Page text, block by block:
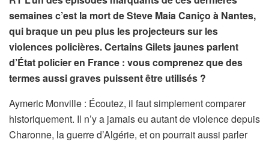
semaines c’est la mort de Steve Maia Caniço à Nantes,
qui braque un peu plus les projecteurs sur les
violences policières. Certains Gilets jaunes parlent
d’État policier en France : vous comprenez que des
termes aussi graves puissent être utilisés ?
Aymeric Monville : Écoutez, il faut simplement comparer
historiquement. Il n’y a jamais eu autant de violence depuis
Charonne, la guerre d’Algérie, et on pourrait aussi parler